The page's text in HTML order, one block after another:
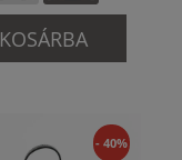
KOSÁRBA
- 40%